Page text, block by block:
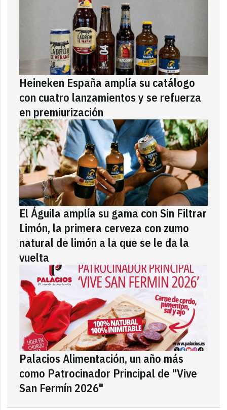
Heineken España amplía su catálogo
con cuatro lanzamientos y se refuerza
en premiurización
El Águila amplía su gama con Sin Filtrar
Limón, la primera cerveza con zumo
natural de limón a la que se le da la
vuelta
Palacios Alimentación, un año más
como Patrocinador Principal de "Vive
San Fermín 2026"